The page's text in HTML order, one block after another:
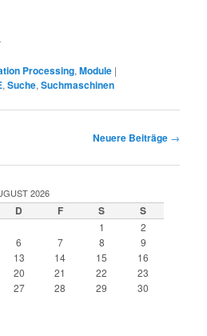
Processing,Module |
,Suche,Suchmaschinen
Neuere Beiträge →
2026
D F S S
1
2
6 7 8
9
13 14 15
16
20 21 22
23
27 28 29
30